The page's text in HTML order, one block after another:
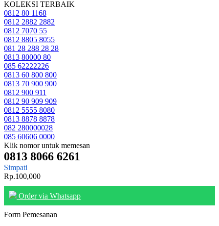
KOLEKSI TERBAIK
0812 80 1168
0812 2882 2882
0812 7070 55
0812 8805 8055
081 28 288 28 28
0813 80000 80
085 62222226
0813 60 800 800
0813 70 900 900
0812 900 911
0812 90 909 909
0812 5555 8080
0813 8878 8878
082 280000028
085 60606 0000
Klik nomor untuk memesan
0813 8066 6261
Simpati
Rp.100,000
Order via Whatsapp
Form Pemesanan